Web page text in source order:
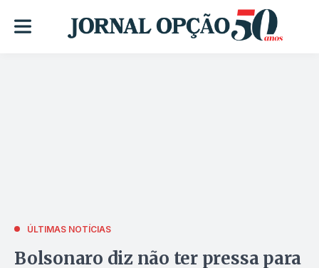
ÚLTIMAS NOTÍCIAS
Bolsonaro diz não ter pressa para